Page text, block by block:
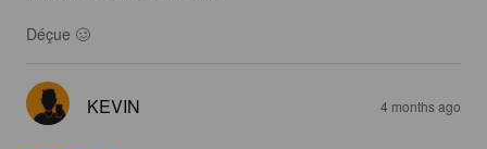
Déçue 🥴
KEVIN 4 months ago